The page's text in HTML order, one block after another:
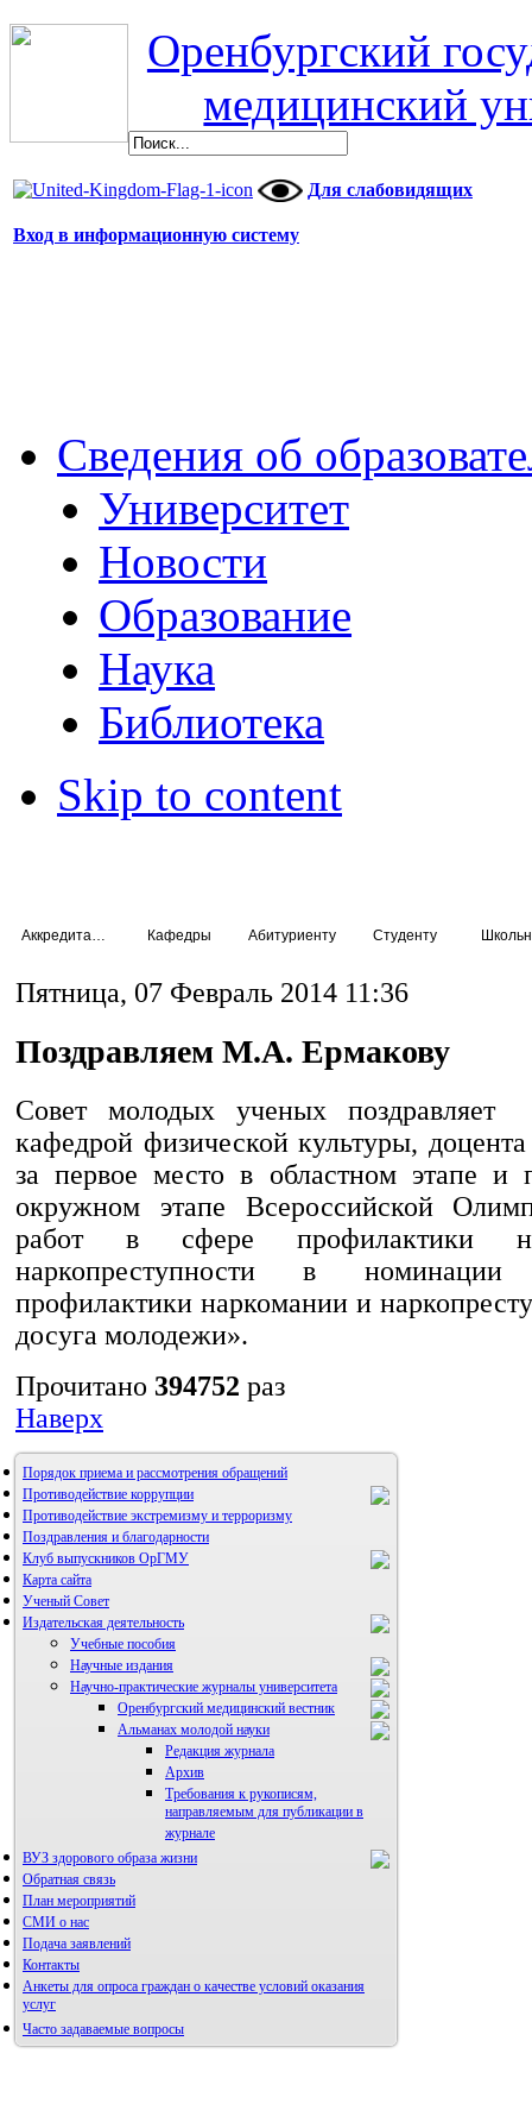
Оренбургский
медицинский
Для слабовидящих
Вход в информационную систему
Сведения об
Университет
Новости
Образование
Наука
Библиотека
Skip to content
Кафедры Абитуриенту Студенту
Пятница, 07 Февраль 2014 11:36
Поздравляем М.А. Ермакову
Совет молодых ученых
кафедрой физической культуры,
за первое место в областном этапе и
окружном этапе Всероссийской
работ в сфере профилактики
наркопреступности в номинации
профилактики наркомании и
досуга молодежи».
Прочитано 394752 раз
Наверх
Порядок приема и рассмотрения обращений
Противодействие коррупции
Противодействие экстремизму и терроризму
Поздравления и благодарности
Клуб выпускников ОрГМУ
Карта сайта
Ученый Совет
Издательская деятельность
Учебные пособия
Научные издания
Научно-практические журналы университета
Оренбургский медицинский вестник
Правила направления,
Альманах молодой науки
Редакция журнала
Архив
Требования к рукописям,
направляемым для публикации в
журнале
ВУЗ здорового образа жизни
Фотогалерея
Обратная связь
План мероприятий
СМИ о нас
Подача заявлений
Контакты
Анкеты для опроса граждан о качестве условий оказания
услуг
Часто задаваемые вопросы